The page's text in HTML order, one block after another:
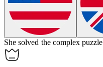
She solved the complex puzzle